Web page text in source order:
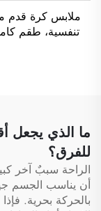
ملابس كرة
تنفسية، طقم
القدم، تيشيرتات
ما الذي يجعل
للفرق؟
الراحة سببٌ آخر
أن يناسب الجسم
بالحركة بحرية.